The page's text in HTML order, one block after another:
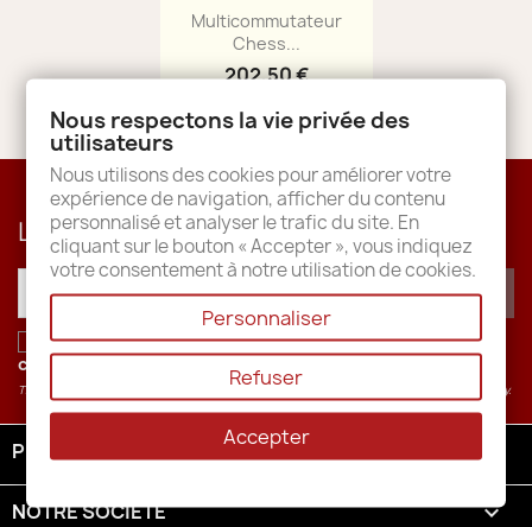
Aperçu rapide
Multicommutateur
Chess...
202,50 €
Lettre d'informations
J'accepte les conditions générales et lapolitique de
confidentialité
This site is protected by recaptcha and the Google apply.
PRODUITS 
NOTRE SOCIÉTÉ 
Nous respectons la vie privée des
utilisateurs
Nous utilisons des cookies pour améliorer votre
expérience de navigation, afficher du contenu
personnalisé et analyser le trafic du site. En
cliquant sur le bouton « Accepter », vous indiquez
votre consentement à notre utilisation de cookies.
Personnaliser
Refuser
Accepter